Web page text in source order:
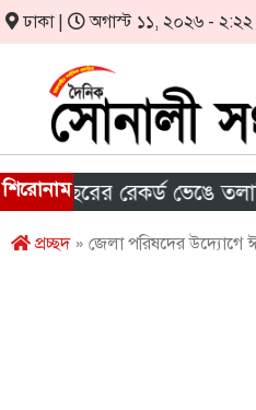
ঢাকা | অগাস্ট ১১, ২০২৬ - ২:২২
শিরোনামরেকর্ড ভেঙে তলানিতে
প্রচ্ছদ» জেলা পরিষদের উদ্যোগে